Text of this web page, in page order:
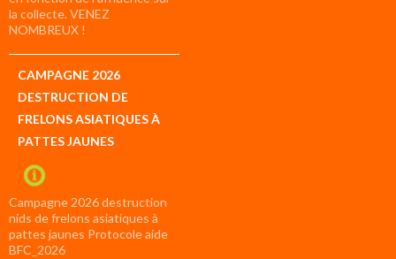
la collecte. VENEZ
NOMBREUX !
CAMPAGNE 2026
DESTRUCTION DE
FRELONS ASIATIQUES À
PATTES JAUNES
Campagne 2026 destruction
nids de frelons asiatiques à
pattes jaunes Protocole aide
BFC_2026